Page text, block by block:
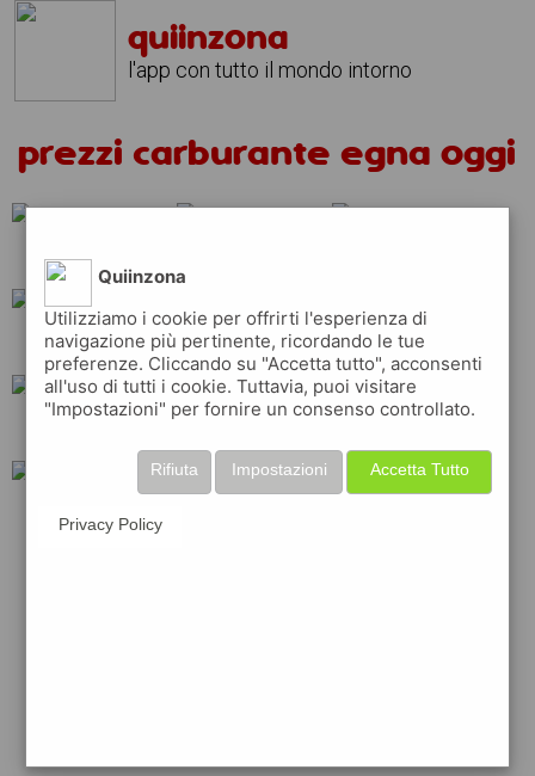
quiinzona
l'app con tutto il mondo intorno
prezzi carburante egna oggi
total
repsol q8 shell
Quiinzona
Utilizziamo i cookie per offrirti l'esperienza di
navigazione più pertinente, ricordando le tue
preferenze. Cliccando su "Accetta tutto", acconsenti
all'uso di tutti i cookie. Tuttavia, puoi visitare
"Impostazioni" per fornire un consenso controllato.
Accetta Tutto
Impostazioni
Rifiuta
Privacy Policy